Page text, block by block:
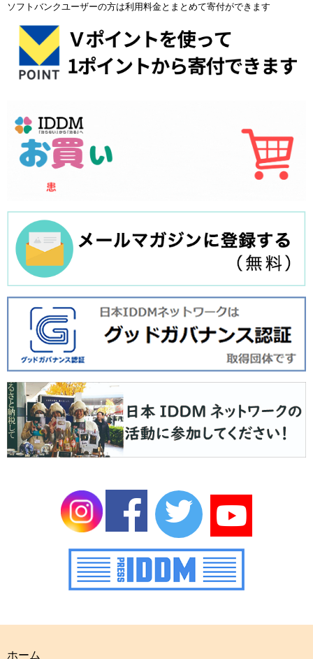
ソフトバンクユーザーの方は利用料金とまとめて寄付ができます
ホーム